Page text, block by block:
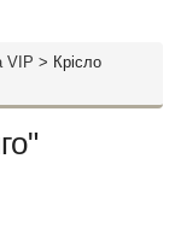
VIP > Крісло